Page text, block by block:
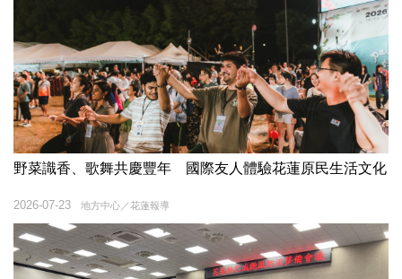
野菜識香、歌舞共慶豐年 國際友人體驗花蓮原民生活文化
地方中心／花蓮報導
2026-07-23